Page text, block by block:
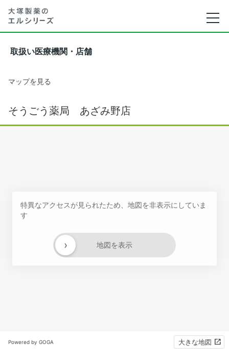
取扱い医療機関・店舗
マップを見る
そうごう薬局 あざみ野店
特異なアクセスが見られたため、地図を非表示にしていま
す
地図を表示
›
Powered by GOGA 大きな地図